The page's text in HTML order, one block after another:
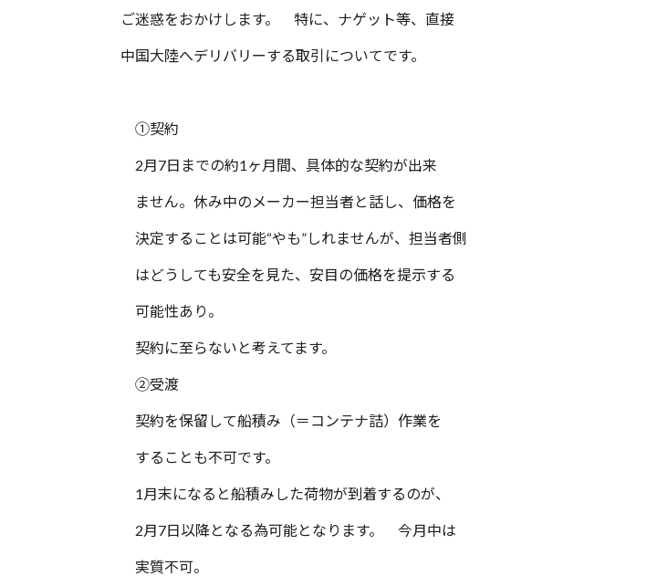
ご迷惑をおかけします。 特に、ナゲット等、直接
中国大陸へデリバリーする取引についてです。
①契約
2月7日までの約1ヶ月間、具体的な契約が出来
ません。休み中のメーカー担当者と話し、価格を
決定することは可能“やも”しれませんが、担当者側
はどうしても安全を見た、安目の価格を提示する
可能性あり。
契約に至らないと考えてます。
②受渡
契約を保留して船積み（＝コンテナ詰）作業を
することも不可です。
1月末になると船積みした荷物が到着するのが、
2月7日以降となる為可能となります。 今月中は
実質不可。